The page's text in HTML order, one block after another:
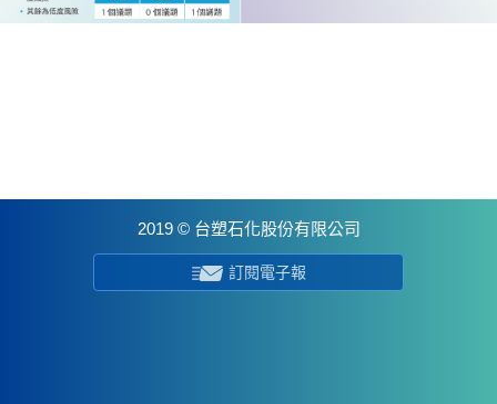
2019 © 台塑石化股份有限公司
訂閱電子報